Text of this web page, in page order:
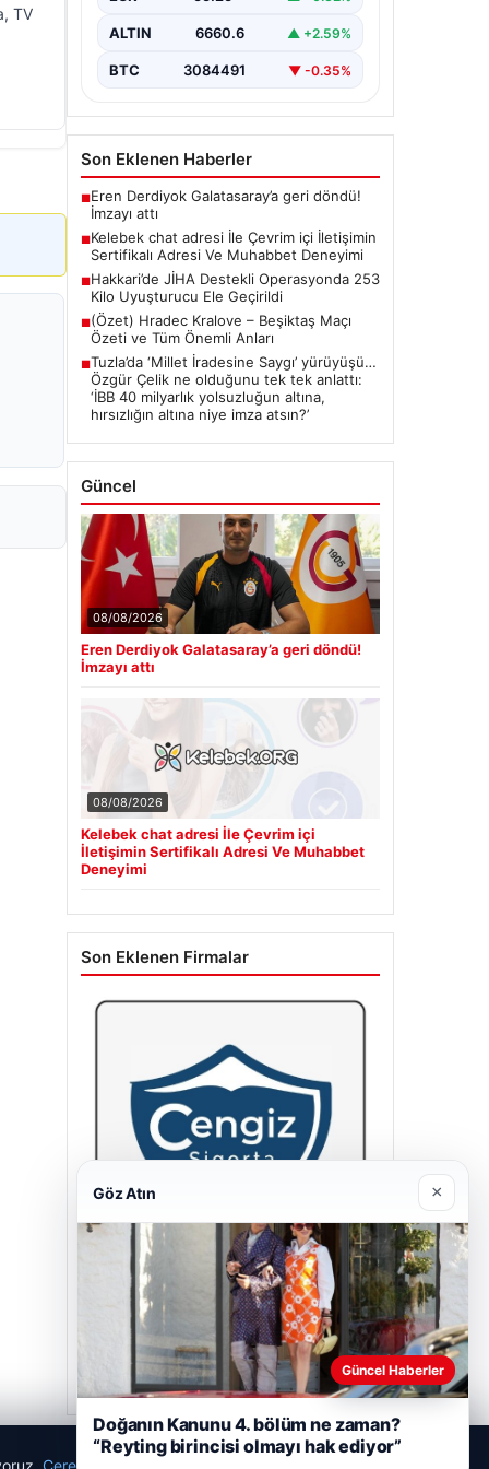
TV
bir biçimde bağlantı sağlaması ciddi
olarak…
ALTIN 6660.6 ▲ +2.59%
BTC 3084491 ▼ -0.35%
Son Eklenen Haberler
■Eren Derdiyok Galatasaray’a geri döndü!
İmzayı attı
■Kelebek chat adresi İle Çevrim içi İletişimin
Sertifikalı Adresi Ve Muhabbet Deneyimi
■Hakkari’de JİHA Destekli Operasyonda 253
Kilo Uyuşturucu Ele Geçirildi
■(Özet) Hradec Kralove – Beşiktaş Maçı
Özeti ve Tüm Önemli Anları
■Tuzla’da ‘Millet İradesine Saygı’ yürüyüşü…
Özgür Çelik ne olduğunu tek tek anlattı:
‘İBB 40 milyarlık yolsuzluğun altına,
hırsızlığın altına niye imza atsın?’
Güncel
08/08/2026
Eren Derdiyok Galatasaray’a geri döndü!
İmzayı attı
08/08/2026
Kelebek chat adresi İle Çevrim içi
İletişimin Sertifikalı Adresi Ve Muhabbet
Deneyimi
Son Eklenen Firmalar
Cengiz Sigorta
23/06/2026
Çerez Politikamız
Göz Atın ×
Güncel Haberler
Doğanın Kanunu 4. bölüm ne zaman?
“Reyting birincisi olmayı hak ediyor”